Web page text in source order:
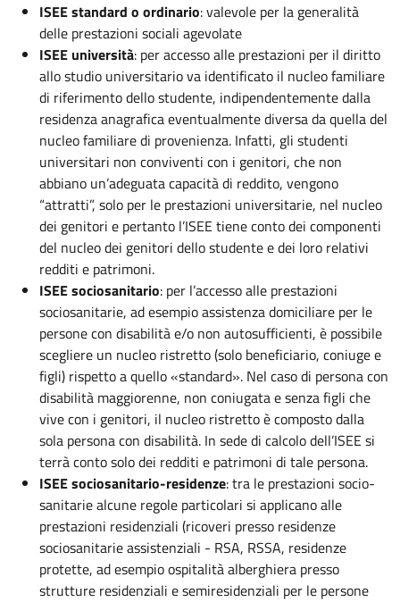
ISEE standard o ordinario: valevole per la generalità
delle prestazioni sociali agevolate
ISEE università: per accesso alle prestazioni per il diritto
allo studio universitario va identificato il nucleo familiare
di riferimento dello studente, indipendentemente dalla
residenza anagrafica eventualmente diversa da quella del
nucleo familiare di provenienza. Infatti, gli studenti
universitari non conviventi con i genitori, che non
abbiano un’adeguata capacità di reddito, vengono
“attratti”, solo per le prestazioni universitarie, nel nucleo
dei genitori e pertanto l’ISEE tiene conto dei componenti
del nucleo dei genitori dello studente e dei loro relativi
redditi e patrimoni.
ISEE sociosanitario: per l’accesso alle prestazioni
sociosanitarie, ad esempio assistenza domiciliare per le
persone con disabilità e/o non autosufficienti, è possibile
scegliere un nucleo ristretto (solo beneficiario, coniuge e
figli) rispetto a quello «standard». Nel caso di persona con
disabilità maggiorenne, non coniugata e senza figli che
vive con i genitori, il nucleo ristretto è composto dalla
sola persona con disabilità. In sede di calcolo dell’ISEE si
terrà conto solo dei redditi e patrimoni di tale persona.
ISEE sociosanitario-residenze: tra le prestazioni socio-
sanitarie alcune regole particolari si applicano alle
prestazioni residenziali (ricoveri presso residenze
sociosanitarie assistenziali - RSA, RSSA, residenze
protette, ad esempio ospitalità alberghiera presso
strutture residenziali e semiresidenziali per le persone